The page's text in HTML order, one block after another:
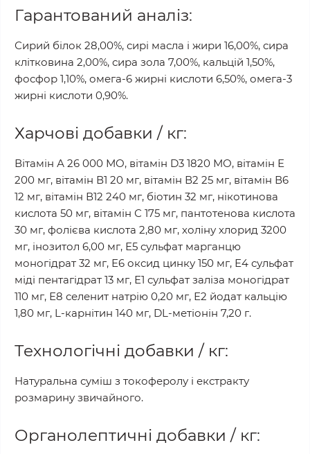
Гарантований аналіз:
Сирий білок 28,00%, сирі масла і жири 16,00%, сира
клітковина 2,00%, сира зола 7,00%, кальцій 1,50%,
фосфор 1,10%, омега-6 жирні кислоти 6,50%, омега-3
жирні кислоти 0,90%.
Харчові добавки / кг:
Вітамін А 26 000 МО, вітамін D3 1820 МО, вітамін Е
200 мг, вітамін В1 20 мг, вітамін В2 25 мг, вітамін В6
12 мг, вітамін В12 240 мг, біотин 32 мг, нікотинова
кислота 50 мг, вітамін С 175 мг, пантотенова кислота
30 мг, фолієва кислота 2,80 мг, холіну хлорид 3200
мг, інозитол 6,00 мг, Е5 сульфат марганцю
моногідрат 32 мг, Е6 оксид цинку 150 мг, Е4 сульфат
міді пентагідрат 13 мг, Е1 сульфат заліза моногідрат
110 мг, Е8 селенит натрію 0,20 мг, Е2 йодат кальцію
1,80 мг, L-карнітин 140 мг, DL-метіонін 7,20 г.
Технологічні добавки / кг:
Натуральна суміш з токоферолу і екстракту
розмарину звичайного.
Органолептичні добавки / кг: